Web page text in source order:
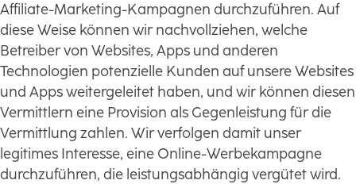
Affiliate-Marketing-Kampagnen durchzuführen. Auf
diese Weise können wir nachvollziehen, welche
Betreiber von Websites, Apps und anderen
Technologien potenzielle Kunden auf unsere Websites
und Apps weitergeleitet haben, und wir können diesen
Vermittlern eine Provision als Gegenleistung für die
Vermittlung zahlen. Wir verfolgen damit unser
legitimes Interesse, eine Online-Werbekampagne
durchzuführen, die leistungsabhängig vergütet wird.